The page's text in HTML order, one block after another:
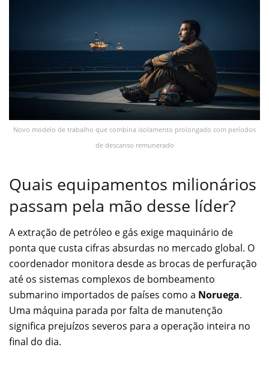
Novo modelo de trabalho que combina isolamento prolongado com períodos
de descanso remunerado
Quais equipamentos milionários
passam pela mão desse líder?
A extração de petróleo e gás exige maquinário de
ponta que custa cifras absurdas no mercado global. O
coordenador monitora desde as brocas de perfuração
até os sistemas complexos de bombeamento
submarino importados de países como a Noruega.
Uma máquina parada por falta de manutenção
significa prejuízos severos para a operação inteira no
final do dia.